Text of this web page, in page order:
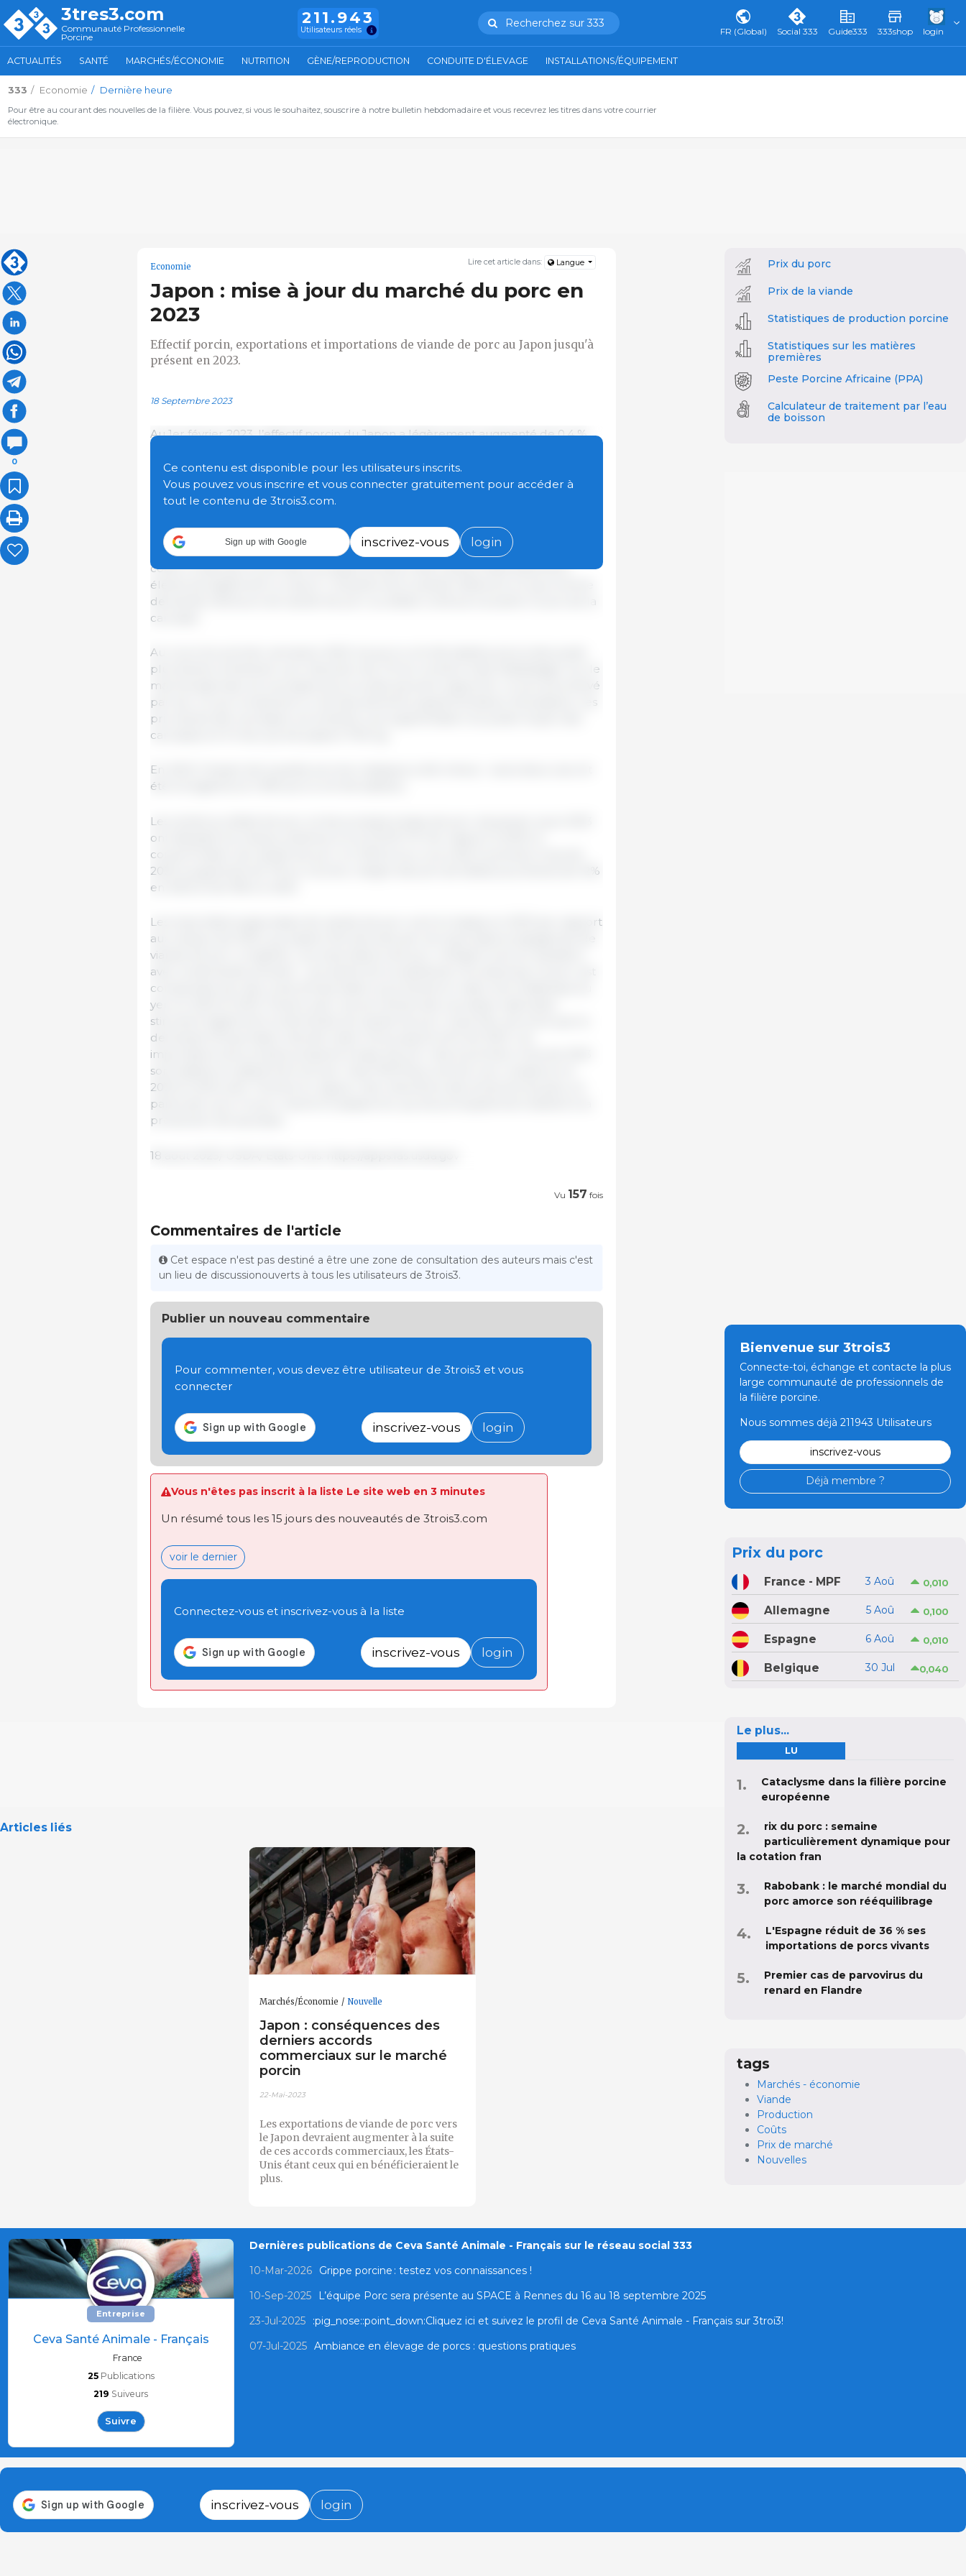
3tres3.com
Communauté Professionnelle
Porcine
211.943
Utilisateurs réels
Recherchez sur 333
FR (Global) Social 333 Guide333 333shop login
ACTUALITÉS SANTÉ MARCHÉS/ÉCONOMIE NUTRITION GÈNE/REPRODUCTION CONDUITE D'ÉLEVAGE INSTALLATIONS/ÉQUIPEMENT
333 Economie Dernière heure
Pour être au courant des nouvelles de la filière. Vous pouvez, si vous le souhaitez, souscrire à notre bulletin hebdomadaire et vous recevrez les titres dans votre courrier
électronique.
0
Lire cet article dans: Langue
Economie
Japon : mise à jour du marché du porc en
2023
Effectif porcin, exportations et importations de viande de porc au Japon jusqu'à
présent en 2023.
18 Septembre 2023
Au 1er février 2023, l’effectif porcin du Japon a légèrement augmenté de 0,4 %
car de nombreuses petites et moyennes exploitations porcines ont quitté le
marché ou ont fusionné.
trois ans allant jusqu'à mai 2023, le coût moyen des aliments pour animaux a
augmenté de 51 %. L'aide du MAFF compense en partie l'augmentation des
coûts. Le fait que le prix des carcasses se situe à des niveaux historiquement
élevés est également un atout. L'industrie de la viande s'attend à ce que la forte
demande intérieure de viande de porc au détail continue à soutenir le prix de la
carcasse.
Au cours du premier semestre 2023, les porcs ont été abattus plus à des poids
plus élevés, entraînant une réduction de 2 % du nombre total d'abattages. Sur le
marché japonais, les carcasses plus lourdes peuvent rapporter un prix plus élevé
par kilo, ce qui compense le coût des aliments supplémentaires nécessaires. Les
prix élevés des carcasses ont entraîné une augmentation du poids moyen des
carcasses en 6 mois, qui est passé à 79,5 kg.
En 2023, l'impact de la peste porcine classique a été mineur : seuls deux cas ont
été enregistrés et 2 950 porcs ont été abattus.
Les ventes au détail de porc et de produits à base de porc de janvier à juin 2023
ont dépassé les niveaux antérieurs à la COVID-19. Par rapport à 2019, la
consommation de viande de porc en 2022 et au cours des 5 premiers mois de
2023 a augmenté de 7% en volume, malgré des prix de détail plus élevés de 12%
en 2022 et de 16% en 2023.
Les importations japonaises de viande de porc sont en baisse en 2023 par rapport
aux niveaux de 2022, qui avaient été stimulés par les importations espagnoles de
viande de porc congelée. Les importations de porc réfrigéré sont en équilibre
avec la demande actuelle : une partie de la substitution du bœuf par le porc est
compensée par des coûts d'importation plus élevés en raison de la faiblesse du
yen en 2022 et 2023. D'autre part, les prix élevés des carcasses nationales
stimulent également la demande de viande de porc importée, de sorte que la
demande d'importation devrait rester forte jusqu'à la fin de 2023. Les
importations de produits préparés à base de porc des 6 premiers mois de 2023
sont stables en glissement annuel, mais FAS/Tokyo prévoit une croissance en
2023 et 2024 avec l'entrée en vigueur des réductions des droits de douane, en
particulier pour le porc haché et assaisonné, qui est principalement destiné à la
production de saucisses.
18 août 2023/ USDA/ Etats-Unis. https://apps.fas.usda.gov
Ce contenu est disponible pour les utilisateurs inscrits.
Vous pouvez vous inscrire et vous connecter gratuitement pour accéder à
tout le contenu de 3trois3.com.
Sign up with Google inscrivez-vous login
Vu 157 fois
Commentaires de l'article
Cet espace n'est pas destiné a être une zone de consultation des auteurs mais c'est
un lieu de discussionouverts à tous les utilisateurs de 3trois3.
Publier un nouveau commentaire
Pour commenter, vous devez être utilisateur de 3trois3 et vous
connecter
inscrivez-vous login
Vous n'êtes pas inscrit à la liste Le site web en 3 minutes
Un résumé tous les 15 jours des nouveautés de 3trois3.com
voir le dernier
Connectez-vous et inscrivez-vous à la liste
inscrivez-vous login
Articles liés
Marchés/Économie Nouvelle
Japon : conséquences des
derniers accords
commerciaux sur le marché
porcin
22-Mai-2023
Les exportations de viande de porc vers
le Japon devraient augmenter à la suite
de ces accords commerciaux, les États-
Unis étant ceux qui en bénéficieraient le
plus.
Prix du porc
Prix de la viande
Statistiques de production porcine
Statistiques sur les matières
premières
Peste Porcine Africaine (PPA)
Calculateur de traitement par l’eau
de boisson
Bienvenue sur 3trois3
Connecte-toi, échange et contacte la plus
large communauté de professionnels de
la filière porcine.
Nous sommes déjà 211943 Utilisateurs
inscrivez-vous
Déjà membre ?
Prix du porc
France - MPF 3 Aoû 0,010
Allemagne 5 Aoû 0,100
Espagne 6 Aoû 0,010
Belgique 30 Jul 0,040
Le plus...
LU
Cataclysme dans la filière porcine
européenne
rix du porc : semaine
particulièrement dynamique pour
la cotation fran
Rabobank : le marché mondial du
porc amorce son rééquilibrage
L'Espagne réduit de 36 % ses
importations de porcs vivants
Premier cas de parvovirus du
renard en Flandre
tags
Marchés - économie
Viande
Production
Coûts
Prix de marché
Nouvelles
Entreprise
Ceva Santé Animale - Français
France
25 Publications
219 Suiveurs
Suivre
Dernières publications de Ceva Santé Animale - Français sur le réseau social 333
10-Mar-2026
Grippe porcine : testez vos connaissances !
10-Sep-2025
L’équipe Porc sera présente au SPACE à Rennes du 16 au 18 septembre 2025
23-Jul-2025
:pig_nose::point_down:Cliquez ici et suivez le profil de Ceva Santé Animale - Français sur 3troi3!
07-Jul-2025 Ambiance en élevage de porcs : questions pratiques
inscrivez-vous login